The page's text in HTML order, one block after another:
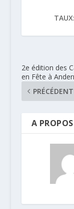
TAUX:
2e édition des
en Fête à
PRÉCÉDENT
A